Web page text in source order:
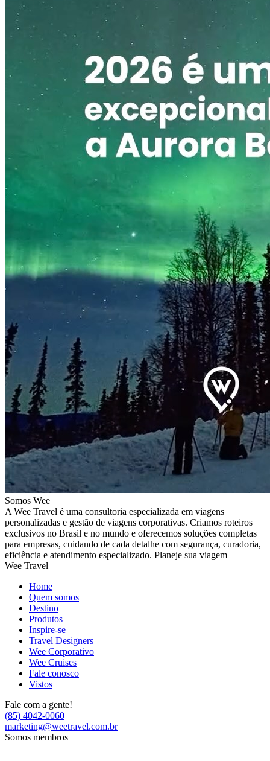
Somos Wee
A Wee Travel é uma consultoria especializada em viagens
personalizadas e gestão de viagens corporativas. Criamos roteiros
exclusivos no Brasil e no mundo e oferecemos soluções completas
para empresas, cuidando de cada detalhe com segurança, curadoria,
eficiência e atendimento especializado. Planeje sua viagem
Wee Travel
Home
Quem somos
Destino
Produtos
Inspire-se
Travel Designers
Wee Corporativo
Wee Cruises
Fale conosco
Vistos
Fale com a gente!
(85) 4042-0060
marketing@weetravel.com.br
Somos membros